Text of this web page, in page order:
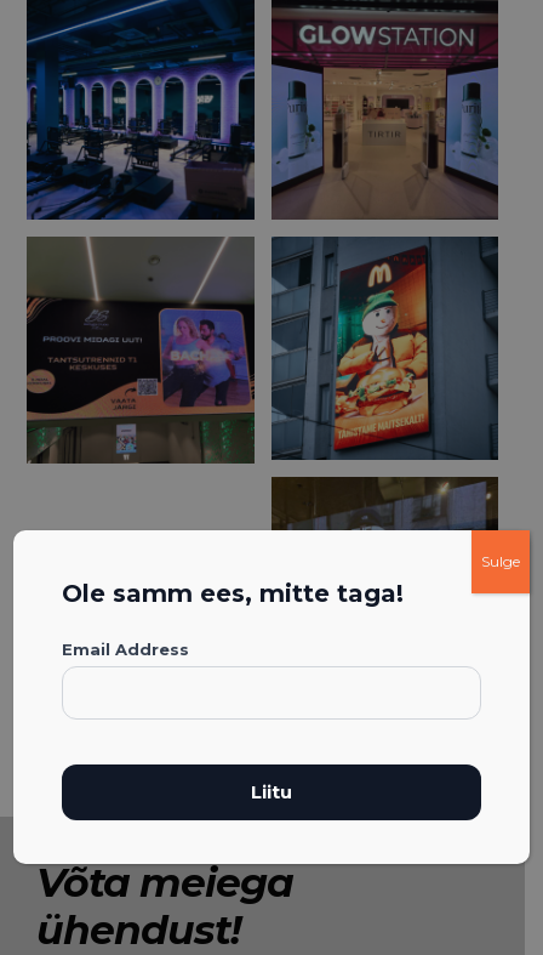
Vaata ka poe meeleolukat avapidu, kus meiegi meeskond kaasa
lõi:LINK
Võta meiega
ühendust!
Ole samm ees, mitte taga!
Email Address
Sulge